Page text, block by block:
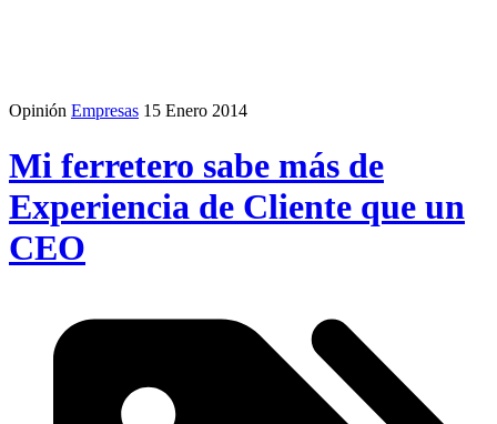
Opinión Empresas 15 Enero 2014
Mi ferretero sabe más de
Experiencia de Cliente que un
CEO